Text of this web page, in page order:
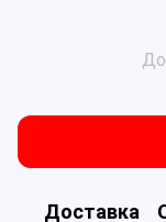
Доставка